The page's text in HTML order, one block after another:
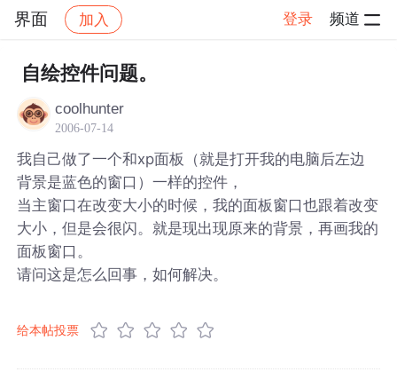
界面 加入 登录 频道
社区 界面 帖子详情
自绘控件问题。
coolhunter
2006-07-14
我自己做了一个和xp面板（就是打开我的电脑后左边
背景是蓝色的窗口）一样的控件，
当主窗口在改变大小的时候，我的面板窗口也跟着改变
大小，但是会很闪。就是现出现原来的背景，再画我的
面板窗口。
请问这是怎么回事，如何解决。
给本帖投票